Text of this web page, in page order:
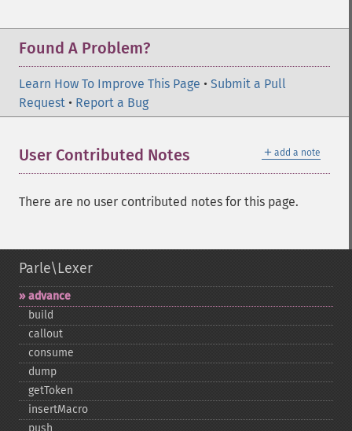
Found A Problem?
Learn How To Improve This Page • Submit a Pull
Request • Report a Bug
＋ add a note
User Contributed Notes
There are no user contributed notes for this page.
Parle\Lexer
advance
build
callout
consume
dump
getToken
insertMacro
push